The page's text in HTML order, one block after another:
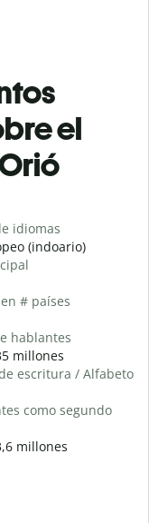
el
idiomas
(indoario)
# países
hablantes
millones
escritura / Alfabeto
como segundo
millones